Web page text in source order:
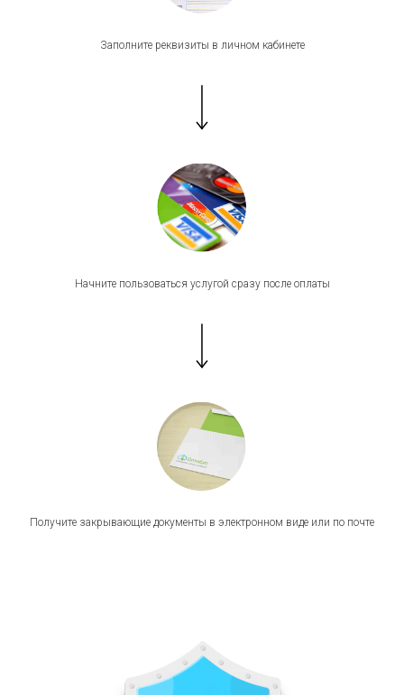
Заполните реквизиты в личном кабинете
Начните пользоваться услугой сразу после оплаты
Получите закрывающие документы в электронном виде или по почте